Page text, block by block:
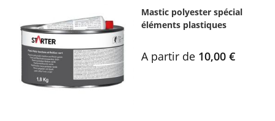
Mastic polyester spécial
éléments plastiques
A partir de 10,00€